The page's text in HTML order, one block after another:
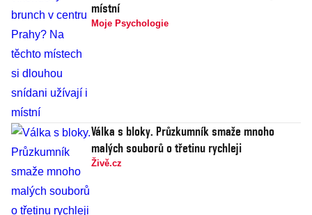
místní
Moje Psychologie
Válka s bloky. Průzkumník smaže mnoho
malých souborů o třetinu rychleji
Živě.cz